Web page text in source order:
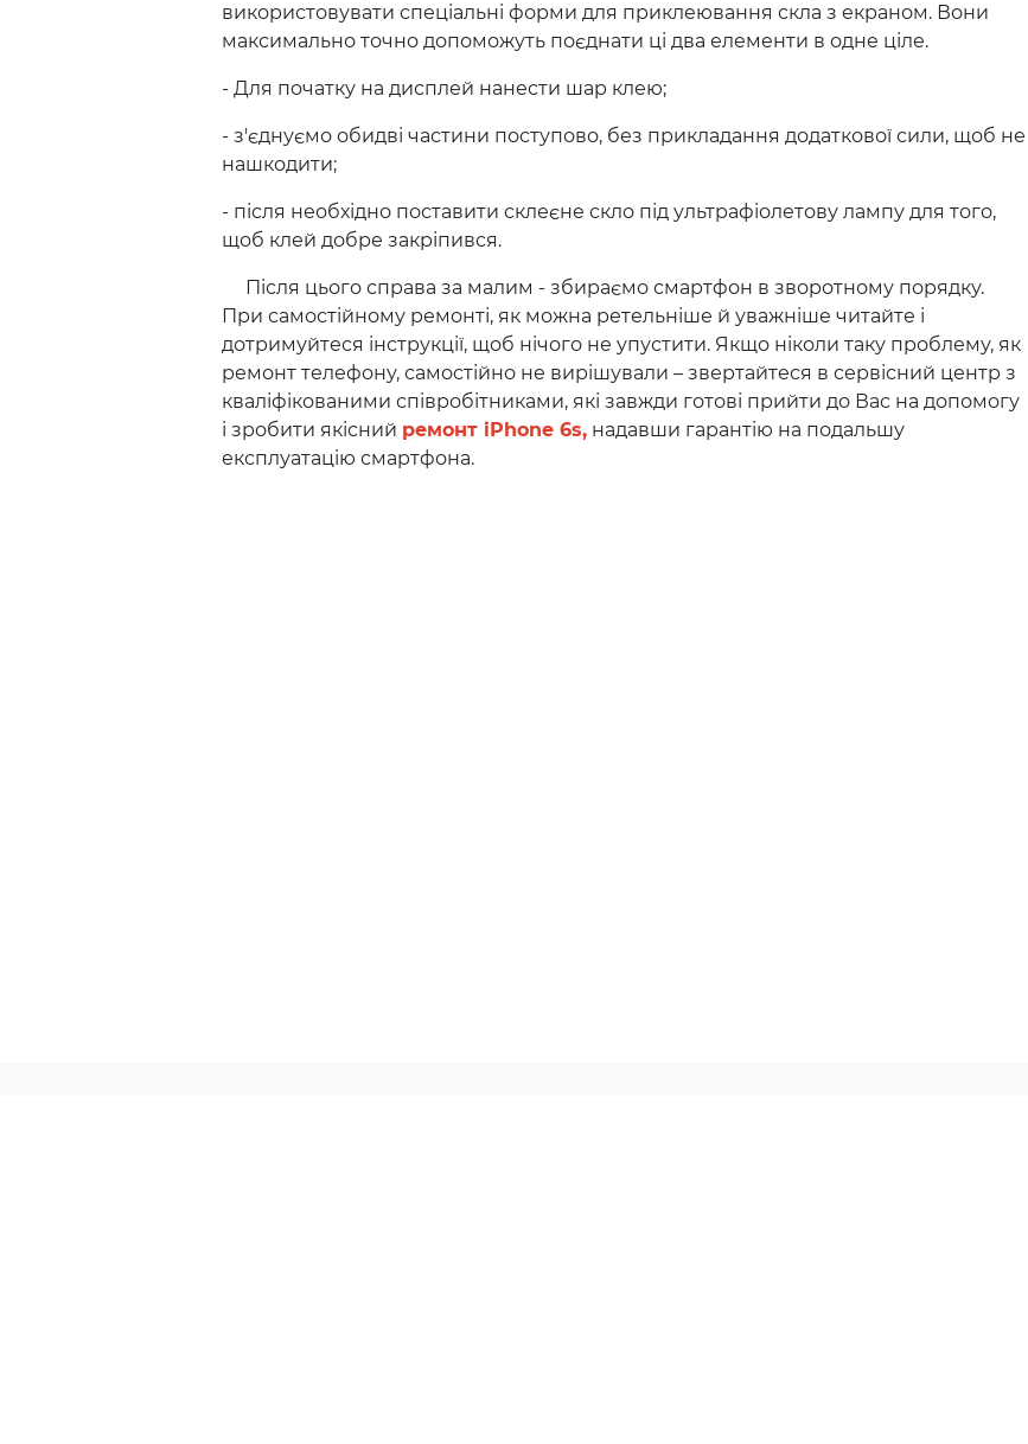
використовувати спеціальні форми для приклеювання скла з екраном. Вони
максимально точно допоможуть поєднати ці два елементи в одне ціле.
- Для початку на дисплей нанести шар клею;
- з'єднуємо обидві частини поступово, без прикладання додаткової сили, щоб не
нашкодити;
- після необхідно поставити склеєне скло під ультрафіолетову лампу для того,
щоб клей добре закріпився.
Після цього справа за малим - збираємо смартфон в зворотному порядку.
При самостійному ремонті, як можна ретельніше й уважніше читайте і
дотримуйтеся інструкції, щоб нічого не упустити. Якщо ніколи таку проблему, як
ремонт телефону, самостійно не вирішували – звертайтеся в сервісний центр з
кваліфікованими співробітниками, які завжди готові прийти до Вас на допомогу
і зробити якісний ремонт iPhone 6s, надавши гарантію на подальшу
експлуатацію смартфона.